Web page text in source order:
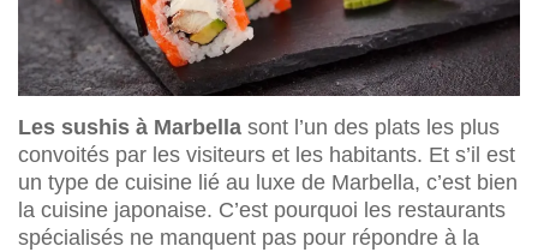
Les sushis à Marbella sont l’un des plats les plus
convoités par les visiteurs et les habitants. Et s’il est
un type de cuisine lié au luxe de Marbella, c’est bien
la cuisine japonaise. C’est pourquoi les restaurants
spécialisés ne manquent pas pour répondre à la